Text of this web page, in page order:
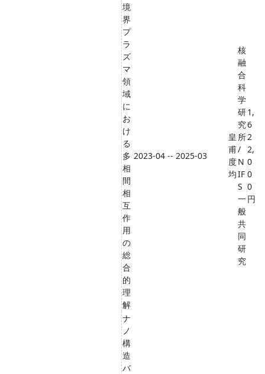
境
界
プ
ラ
ズ
マ
領
域
に
お
け
る
多
相
間
相
互
作
用
の
総
合
的
理
解
2023-04 -- 2025-03
皇
甫
度
均
核
融
合
科
学
研
究
所
/
N
IF
S
一
般
共
同
研
究
1,
6
2
2,
0
0
0
円
ナ
ノ
構
造
バ